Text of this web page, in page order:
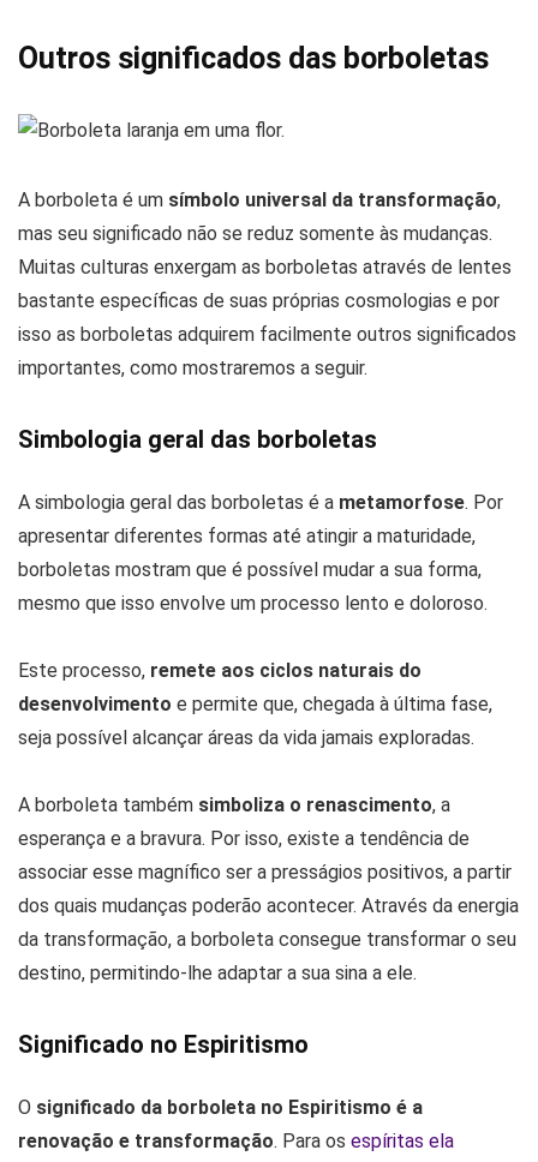
Outros significados das borboletas
A borboleta é um símbolo universal da transformação,
mas seu significado não se reduz somente às mudanças.
Muitas culturas enxergam as borboletas através de lentes
bastante específicas de suas próprias cosmologias e por
isso as borboletas adquirem facilmente outros significados
importantes, como mostraremos a seguir.
Simbologia geral das borboletas
A simbologia geral das borboletas é a metamorfose. Por
apresentar diferentes formas até atingir a maturidade,
borboletas mostram que é possível mudar a sua forma,
mesmo que isso envolve um processo lento e doloroso.
Este processo, remete aos ciclos naturais do
desenvolvimento e permite que, chegada à última fase,
seja possível alcançar áreas da vida jamais exploradas.
A borboleta também simboliza o renascimento, a
esperança e a bravura. Por isso, existe a tendência de
associar esse magnífico ser a presságios positivos, a partir
dos quais mudanças poderão acontecer. Através da energia
da transformação, a borboleta consegue transformar o seu
destino, permitindo-lhe adaptar a sua sina a ele.
Significado no Espiritismo
O significado da borboleta no Espiritismo é a
renovação e transformação. Para os espíritas ela